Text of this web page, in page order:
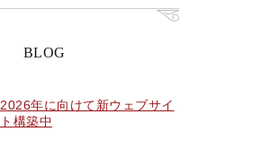
BLOG
2026年に向けて新ウェブサイ
ト構築中